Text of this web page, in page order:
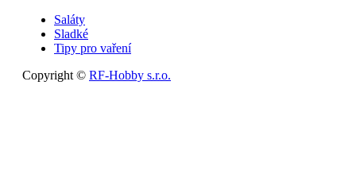
Saláty
Sladké
Tipy pro vaření
Copyright © RF-Hobby s.r.o.